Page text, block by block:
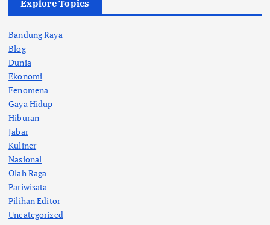
Explore Topics
Bandung Raya
Blog
Dunia
Ekonomi
Fenomena
Gaya Hidup
Hiburan
Jabar
Kuliner
Nasional
Olah Raga
Pariwisata
Pilihan Editor
Uncategorized